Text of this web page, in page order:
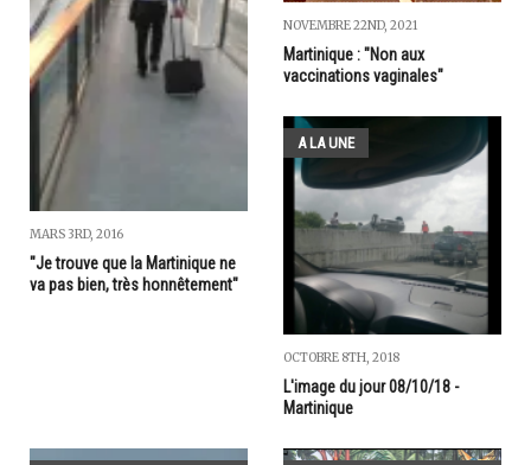
MARS 3RD, 2016
"Je trouve que la Martinique ne
va pas bien, très honnêtement"
NOVEMBRE 22ND, 2021
Martinique : "Non aux
vaccinations vaginales"
A LA UNE
OCTOBRE 8TH, 2018
L'image du jour 08/10/18 -
Martinique